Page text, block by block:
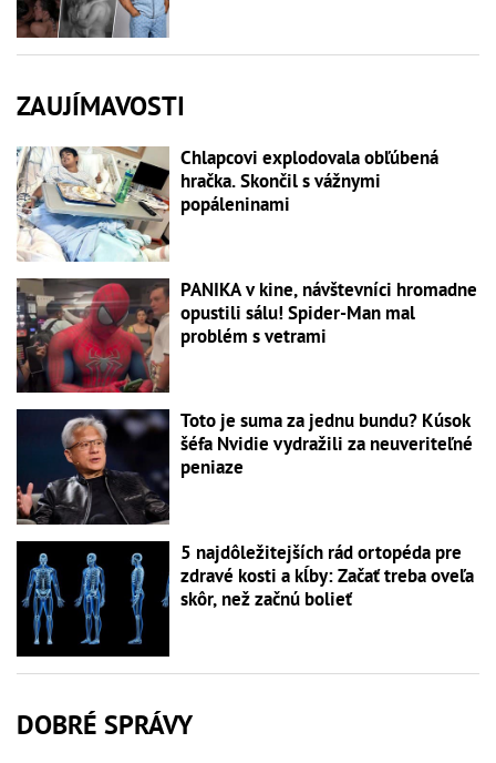
ZAUJÍMAVOSTI
Chlapcovi explodovala obľúbená
hračka. Skončil s vážnymi
popáleninami
PANIKA v kine, návštevníci hromadne
opustili sálu! Spider-Man mal
problém s vetrami
Toto je suma za jednu bundu? Kúsok
šéfa Nvidie vydražili za neuveriteľné
peniaze
5 najdôležitejších rád ortopéda pre
zdravé kosti a kĺby: Začať treba oveľa
skôr, než začnú bolieť
DOBRÉ SPRÁVY